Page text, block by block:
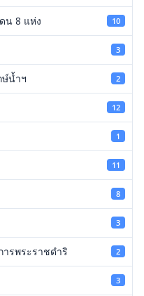
น 8 แห่ง 10
3
น้ำฯ 2
12
1
11
8
3
ารพระราชดำริ 2
3